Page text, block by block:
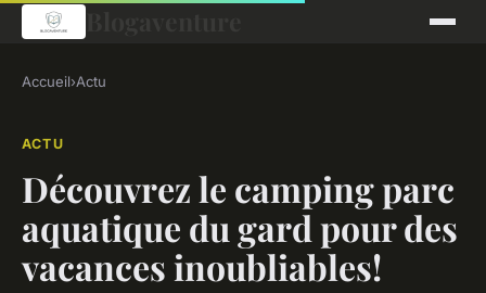
Accueil›Actu
ACTU
Découvrez le camping parc
aquatique du gard pour des
vacances inoubliables!